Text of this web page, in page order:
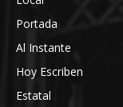
Portada
Al Instante
Hoy Escriben
Estatal